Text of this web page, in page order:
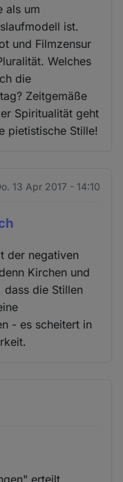
als um
ist.
und Filmzensur
Welches
die
Zeitgemäße
Spiritualität geht
pietistische Stille!
13 Apr 2017 - 14:10
der negativen
Kirchen und
dass die Stillen
- es scheitert in
erteilt